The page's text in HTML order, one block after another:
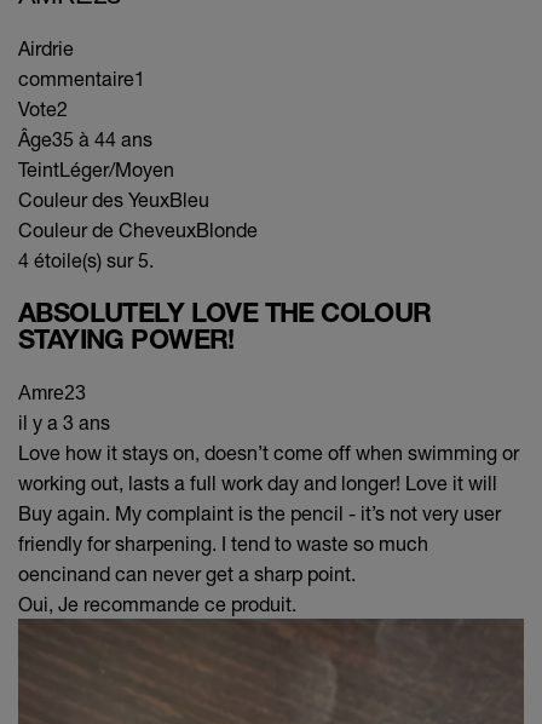
Airdrie
commentaire1
Vote2
Âge35 à 44 ans
TeintLéger/Moyen
Couleur des YeuxBleu
Couleur de CheveuxBlonde
4 étoile(s) sur 5.
ABSOLUTELY LOVE THE COLOUR
STAYING POWER!
Amre23
il y a 3 ans
Love how it stays on, doesn’t come off when swimming or
working out, lasts a full work day and longer! Love it will
Buy again. My complaint is the pencil - it’s not very user
friendly for sharpening. I tend to waste so much
oencinand can never get a sharp point.
Oui, Je recommande ce produit.